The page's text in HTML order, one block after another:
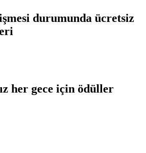
durumunda ücretsiz
her gece için ödüller